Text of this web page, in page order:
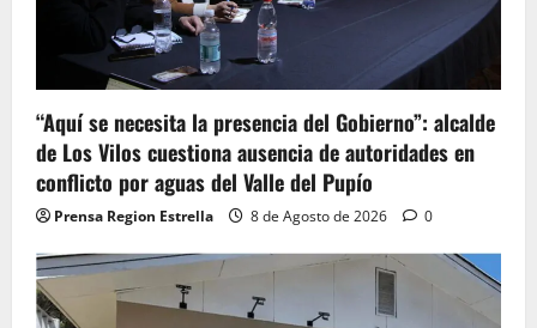
“Aquí se necesita la presencia del Gobierno”: alcalde
de Los Vilos cuestiona ausencia de autoridades en
conflicto por aguas del Valle del Pupío
Prensa Region Estrella 8 de Agosto de 2026 0